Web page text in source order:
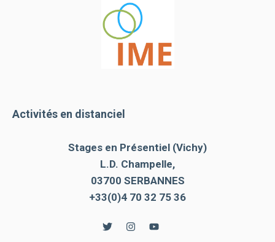
Activités en distanciel
Stages en Présentiel (Vichy)
L.D. Champelle,
03700 SERBANNES
+33(0)4 70 32 75 36